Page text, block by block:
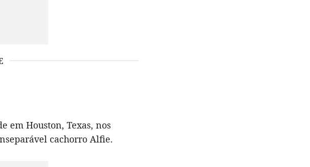
em Houston, Texas, nos
cachorro Alfie.